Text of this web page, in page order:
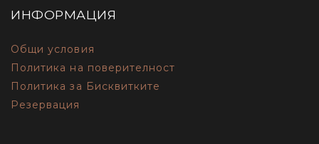
ИНФОРМАЦИЯ
Общи условия
Политика на поверителност
Политика за Бисквитките
Резервация